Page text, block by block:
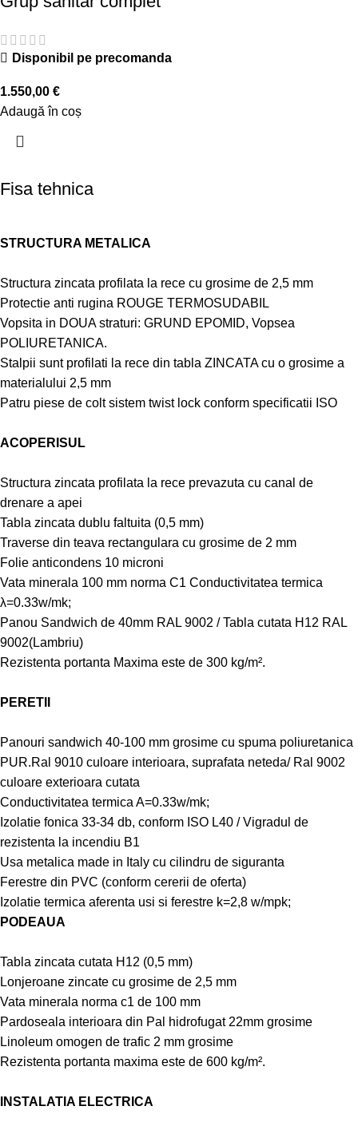
Disponibil pe precomanda
1.550,00 €
Adaugă în coș
Fisa tehnica
STRUCTURA METALICA
Structura zincata profilata la rece cu grosime de 2,5 mm
Protectie anti rugina ROUGE TERMOSUDABIL
Vopsita in DOUA straturi: GRUND EPOMID, Vopsea
POLIURETANICA.
Stalpii sunt profilati la rece din tabla ZINCATA cu o grosime a
materialului 2,5 mm
Patru piese de colt sistem twist lock conform specificatii ISO
ACOPERISUL
Structura zincata profilata la rece prevazuta cu canal de
drenare a apei
Tabla zincata dublu faltuita (0,5 mm)
Traverse din teava rectangulara cu grosime de 2 mm
Folie anticondens 10 microni
Vata minerala 100 mm norma C1 Conductivitatea termica
λ=0.33w/mk;
Panou Sandwich de 40mm RAL 9002 / Tabla cutata H12 RAL
9002(Lambriu)
Rezistenta portanta Maxima este de 300 kg/m².
PERETII
Panouri sandwich 40-100 mm grosime cu spuma poliuretanica
PUR.Ral 9010 culoare interioara, suprafata neteda/ Ral 9002
culoare exterioara cutata
Conductivitatea termica A=0.33w/mk;
Izolatie fonica 33-34 db, conform ISO L40 / Vigradul de
rezistenta la incendiu B1
Usa metalica made in Italy cu cilindru de siguranta
Ferestre din PVC (conform cererii de oferta)
Izolatie termica aferenta usi si ferestre k=2,8 w/mpk;
PODEAUA
Tabla zincata cutata H12 (0,5 mm)
Lonjeroane zincate cu grosime de 2,5 mm
Vata minerala norma c1 de 100 mm
Pardoseala interioara din Pal hidrofugat 22mm grosime
Linoleum omogen de trafic 2 mm grosime
Rezistenta portanta maxima este de 600 kg/m².
INSTALATIA ELECTRICA